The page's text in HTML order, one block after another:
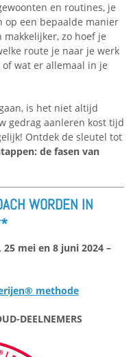
en routines, je
op een bepaalde manier
zo hoef je
route je naar je werk
wat er allemaal in je
is het niet altijd
gedrag aanleren kost tijd
Ontdek de sleutel tot
de fasen van
WORDEN IN
25 mei en 8 juni 2024 –
methode
DEELNEMERS